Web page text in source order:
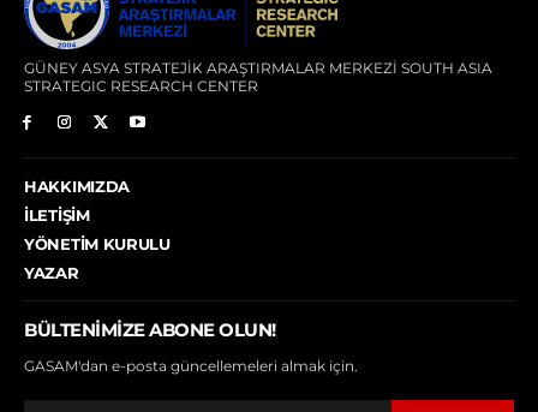
GÜNEY ASYA STRATEJİK ARAŞTIRMALAR MERKEZİ SOUTH ASIA
STRATEGIC RESEARCH CENTER
HAKKIMIZDA
İLETIŞIM
YÖNETIM KURULU
YAZAR
BÜLTENIMIZE ABONE OLUN!
GASAM'dan e-posta güncellemeleri almak için.